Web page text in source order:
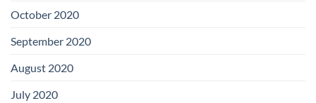
October 2020
September 2020
August 2020
July 2020